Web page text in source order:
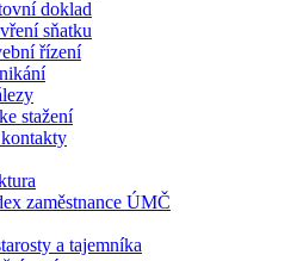
doklad
sňatku
řízení
stažení
zaměstnance ÚMČ
a tajemníka